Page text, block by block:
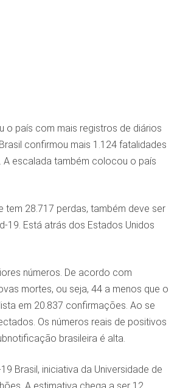
o país com mais registros de diários
confirmou mais 1.124 fatalidades
escalada também colocou o país
tem 28.717 perdas, também deve ser
19. Está atrás dos Estados Unidos
números. De acordo com
mortes, ou seja, 44 a menos que o
em 20.837 confirmações. Ao se
Os números reais de positivos
brasileira é alta.
Brasil, iniciativa da Universidade de